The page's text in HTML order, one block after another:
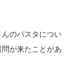
のパスタについ
が来たことがあ